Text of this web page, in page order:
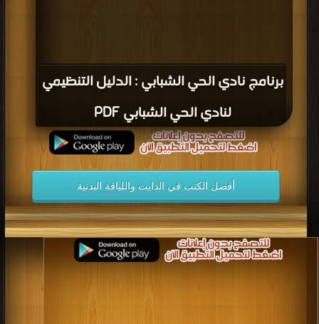
برنامج نادي الحي الشبابي : الدليل التنظيمي
لنادي الحي الشبابي PDF
أفضل الكتب في الدايت واللياقة البدنية